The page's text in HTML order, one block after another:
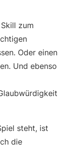
zum
Oder einen
Und ebenso
steht, ist
die